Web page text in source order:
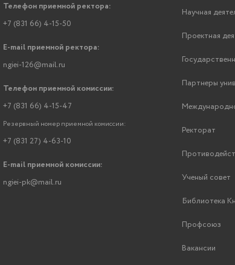
Телефон приемной ректора:
+7 (831 66) 4-15-50
E-mail приемной ректора:
ngiei-126@mail.ru
Телефон приемной комиссии:
+7 (831 66) 4-15-47
Резервный номер приемной комиссии:
+7 (831 27) 4-63-10
E-mail приемной комиссии:
ngiei-pk@mail.ru
Научная
Проектная
Партнеры
Ректорат
Ученый совет
Библиотека
Профсоюз
Вакансии